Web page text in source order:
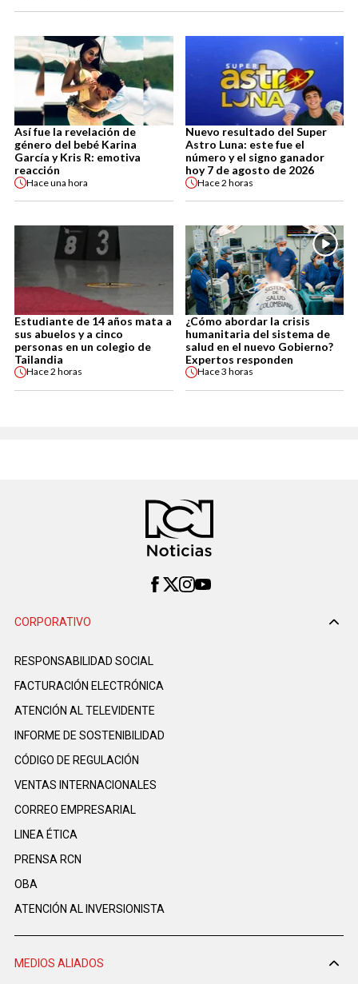
Así fue la revelación de
género del bebé Karina
García y Kris R: emotiva
reacción
Haceuna hora
Nuevo resultado del Super
Astro Luna: este fue el
número y el signo ganador
hoy 7 de agosto de 2026
Hace2 horas
Estudiante de 14 años mata a
sus abuelos y a cinco
personas en un colegio de
Tailandia
Hace2 horas
¿Cómo abordar la crisis
humanitaria del sistema de
salud en el nuevo Gobierno?
Expertos responden
Hace3 horas
CORPORATIVO
RESPONSABILIDAD SOCIAL
FACTURACIÓN ELECTRÓNICA
ATENCIÓN AL TELEVIDENTE
INFORME DE SOSTENIBILIDAD
CÓDIGO DE REGULACIÓN
VENTAS INTERNACIONALES
CORREO EMPRESARIAL
LINEA ÉTICA
PRENSA RCN
OBA
ATENCIÓN AL INVERSIONISTA
MEDIOS ALIADOS